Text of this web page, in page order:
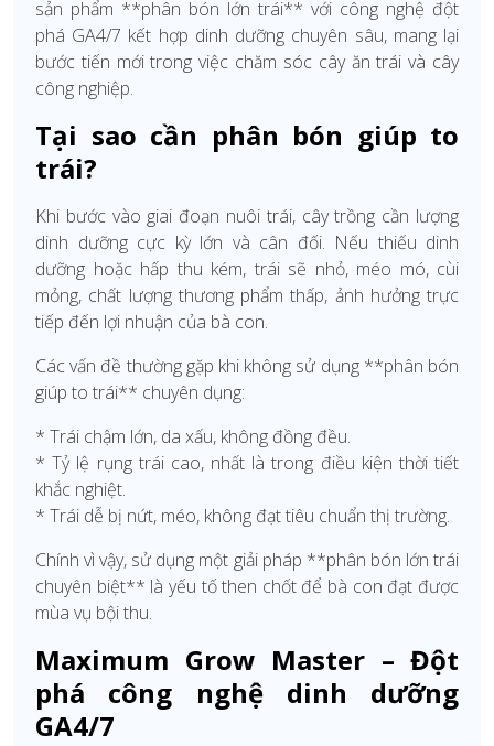
sản phẩm **phân bón lớn trái** với công nghệ đột
phá GA4/7 kết hợp dinh dưỡng chuyên sâu, mang lại
bước tiến mới trong việc chăm sóc cây ăn trái và cây
công nghiệp.
Tại sao cần phân bón giúp to
trái?
Khi bước vào giai đoạn nuôi trái, cây trồng cần lượng
dinh dưỡng cực kỳ lớn và cân đối. Nếu thiếu dinh
dưỡng hoặc hấp thu kém, trái sẽ nhỏ, méo mó, cùi
mỏng, chất lượng thương phẩm thấp, ảnh hưởng trực
tiếp đến lợi nhuận của bà con.
Các vấn đề thường gặp khi không sử dụng **phân bón
giúp to trái** chuyên dụng:
* Trái chậm lớn, da xấu, không đồng đều.
* Tỷ lệ rụng trái cao, nhất là trong điều kiện thời tiết
khắc nghiệt.
* Trái dễ bị nứt, méo, không đạt tiêu chuẩn thị trường.
Chính vì vậy, sử dụng một giải pháp **phân bón lớn trái
chuyên biệt** là yếu tố then chốt để bà con đạt được
mùa vụ bội thu.
Maximum Grow Master – Đột
phá công nghệ dinh dưỡng
GA4/7